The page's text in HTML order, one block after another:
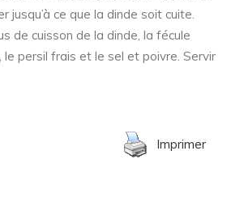
jusqu’à ce que la dinde soit cuite.
de cuisson de la dinde, la fécule
le persil frais et le sel et poivre. Servir
Imprimer